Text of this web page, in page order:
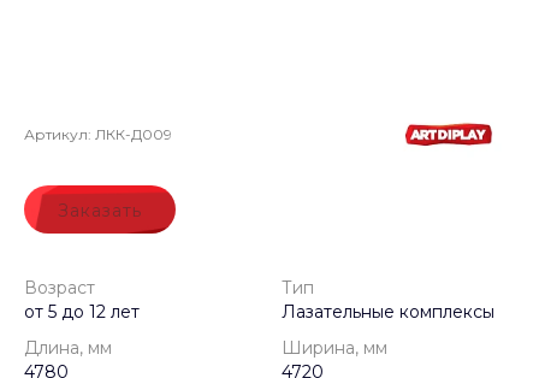
Артикул: ЛКК-Д009
Заказать
Возраст
от 5 до 12 лет
Тип
Лазательные комплексы
Длина, мм
4780
Ширина, мм
4720